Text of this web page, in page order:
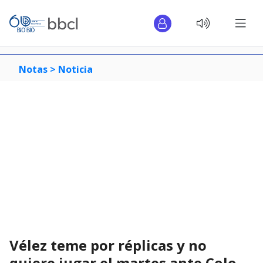
Notas > Noticia
Vélez teme por réplicas y no